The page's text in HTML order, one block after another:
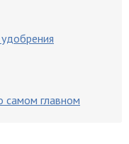
самом главном